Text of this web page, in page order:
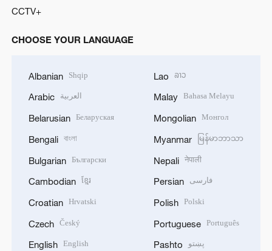
CCTV+
CHOOSE YOUR LANGUAGE
Albanian Shqip
Arabic العربية
Belarusian Беларуская
Bengali বাংলা
Bulgarian Български
Cambodian ខ្មែរ
Croatian Hrvatski
Czech Český
English English
Lao ລາວ
Malay Bahasa Melayu
Mongolian Монгол
Myanmar မြန်မာဘာသာ
Nepali नेपाली
Persian فارسی
Polish Polski
Portuguese Português
Pashto پښتو